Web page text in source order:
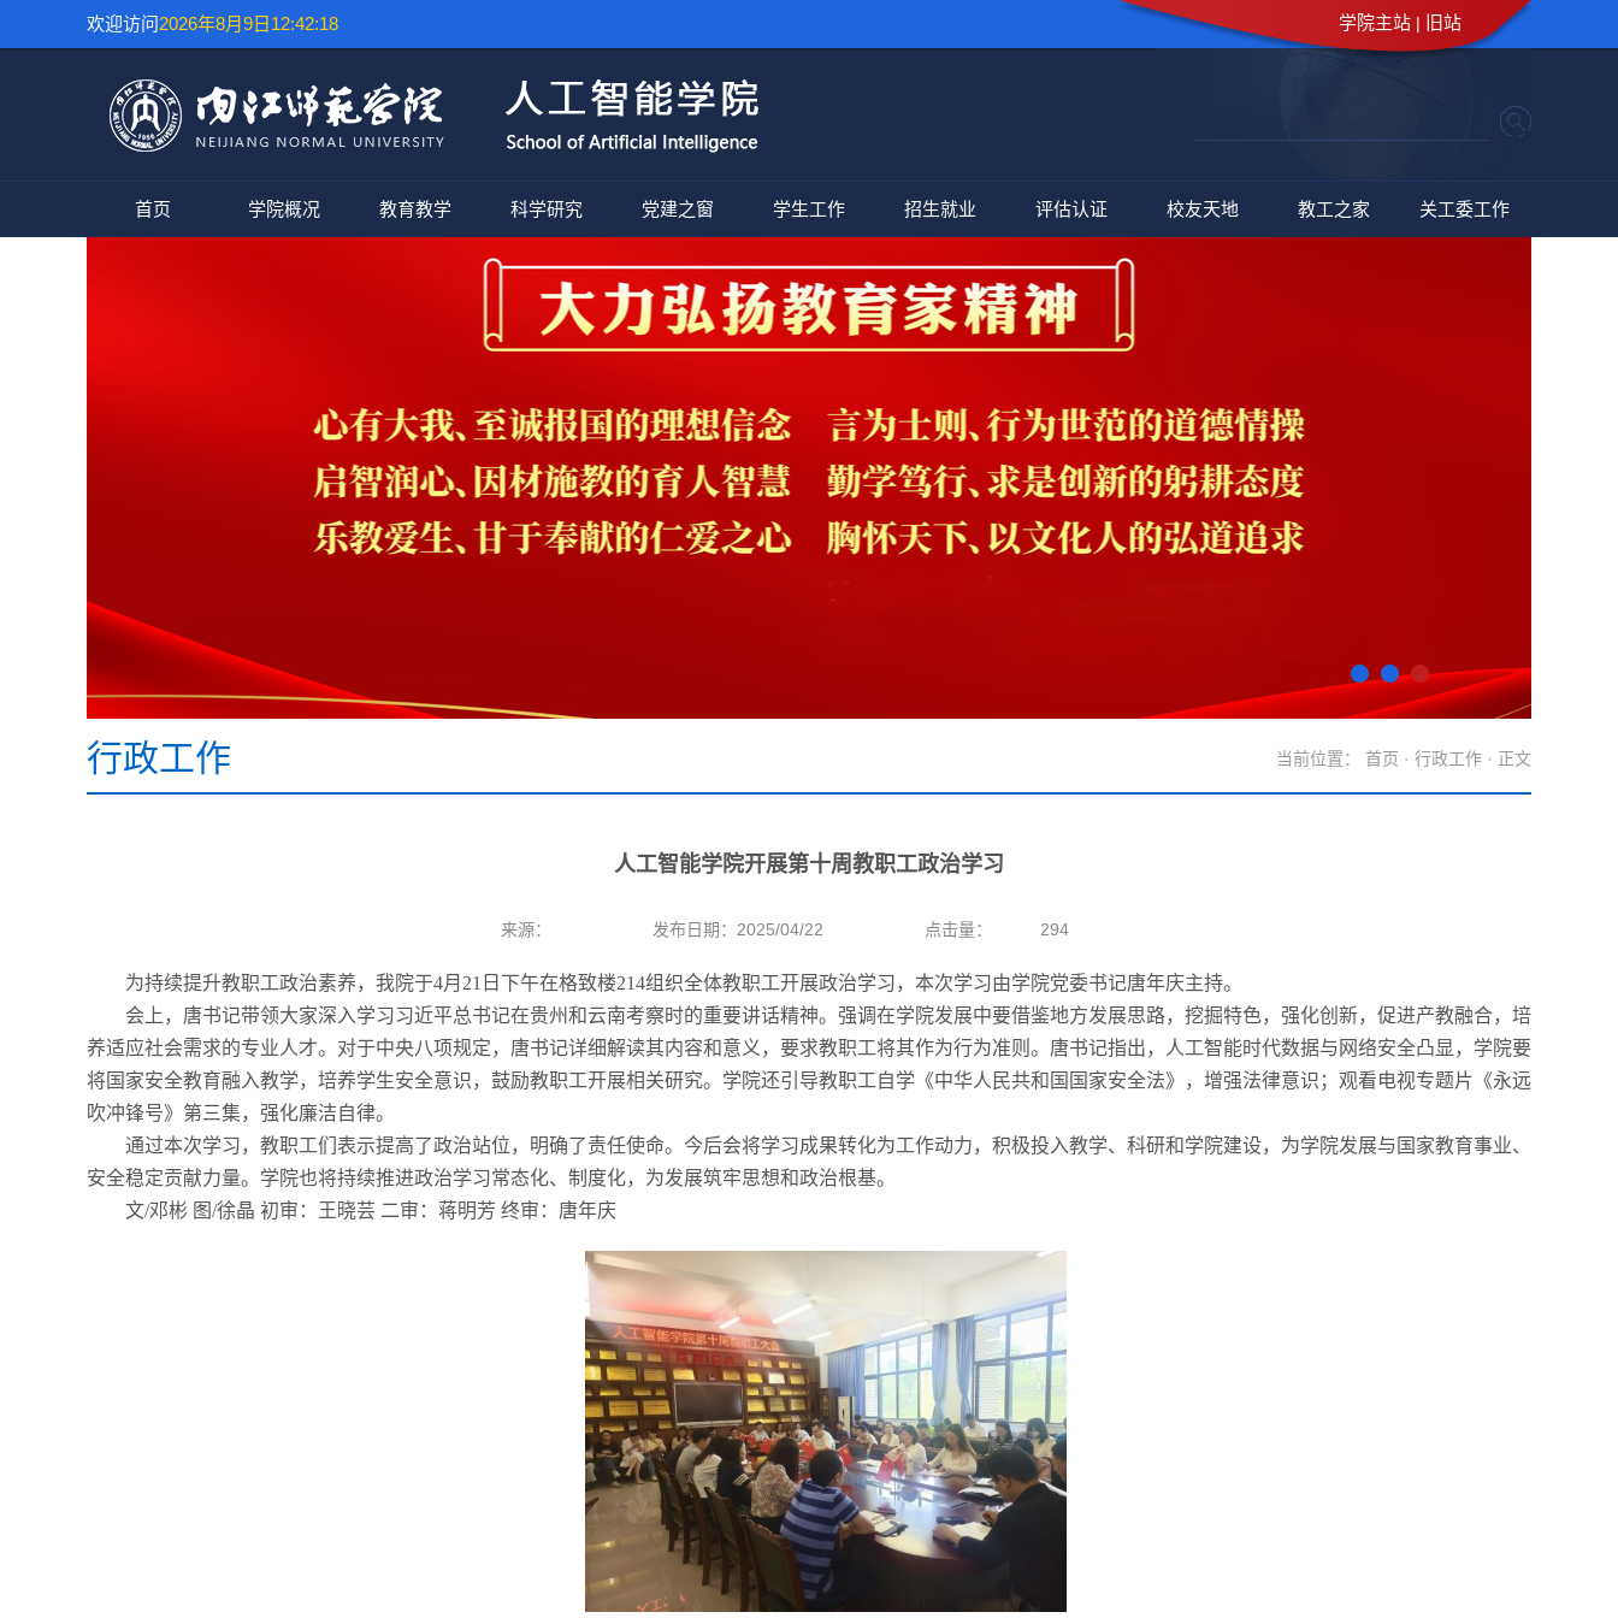
欢迎访问2026年8月9日12:42:19 学院主站 | 旧站
首页 学院概况 教育教学 科学研究 党建之窗 学生工作 招生就业 评估认证 校友天地 教工之家 关工委工作
当前位置： 首页 · 行政工作 · 正文
行政工作
人工智能学院开展第十周教职工政治学习
来源： 发布日期：2025/04/22 点击量： 294
为持续提升教职工政治素养，我院于4月 21 日下午在格致楼214组织全体教职工开展政治学习，本次学习由学院党委书记唐年庆主持。
会上，唐书记带领大家深入学习习近平总书记在贵州和云南考察时的重要讲话精神。强调在学院发展中要借鉴地方发展思路，挖掘特色，强化创新，促进产教融合，培
养适应社会需求的专业人才。对于中央八项规定，唐书记详细解读其内容和意义，要求教职工将其作为行为准则。唐书记指出，人工智能时代数据与网络安全凸显，学院要
将国家安全教育融入教学，培养学生安全意识，鼓励教职工开展相关研究。学院还引导教职工自学《中华人民共和国国家安全法》，增强法律意识；观看电视专题片《永远
吹冲锋号》第三集，强化廉洁自律。
通过本次学习，教职工们表示提高了政治站位，明确了责任使命。今后会将学习成果转化为工作动力，积极投入教学、科研和学院建设，为学院发展与国家教育事业、
安全稳定贡献力量。学院也将持续推进政治学习常态化、制度化，为发展筑牢思想和政治根基。
文/邓彬 图/徐晶 初审：王晓芸 二审：蒋明芳 终审：唐年庆